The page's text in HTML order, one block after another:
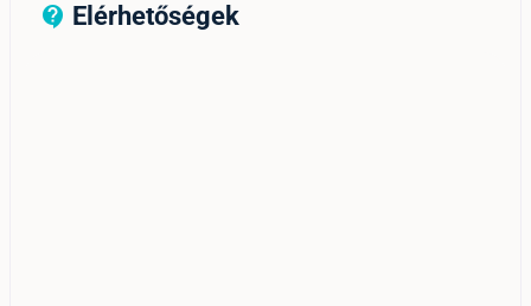
contact_support_outline
Elérhetőségek